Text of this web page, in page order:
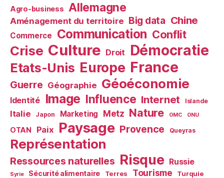
Agro-business Allemagne
Aménagement du territoire Big data Chine
Commerce Communication Conflit
Crise Culture Droit Démocratie
Etats-Unis Europe France
Guerre Géographie Géoéconomie
Identité Image Influence Internet Islande
Italie Japon Marketing Metz Nature OMC ONU
OTAN Paix Paysage Provence Queyras
Représentation
Ressources naturelles Risque Russie
Syrie Sécurité alimentaire Terres Tourisme Turquie